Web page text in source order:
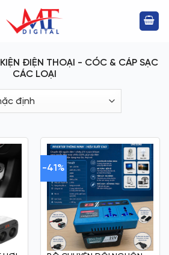
KIỆN ĐIỆN THOẠI - CÓC & CÁP SẠC
CÁC LOẠI
-41%